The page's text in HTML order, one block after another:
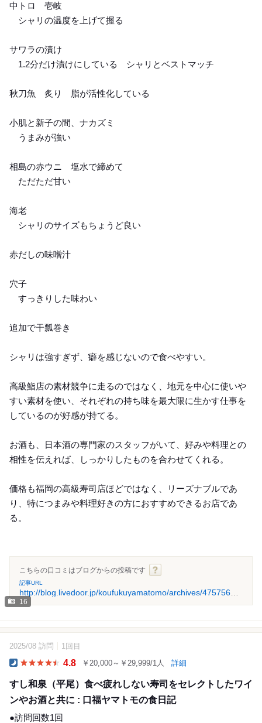
中トロ 壱岐
シャリの温度を上げて握る
サワラの漬け
1.2分だけ漬けにしている シャリとベストマッチ
秋刀魚 炙り 脂が活性化している
小肌と新子の間、ナカズミ
うまみが強い
相島の赤ウニ 塩水で締めて
ただただ甘い
海老
シャリのサイズもちょうど良い
赤だしの味噌汁
穴子
すっきりした味わい
追加で干瓢巻き
シャリは強すぎず、癖を感じないので食べやすい。
高級鮨店の素材競争に走るのではなく、地元を中心に使いや
すい素材を使い、それぞれの持ち味を最大限に生かす仕事を
しているのが好感が持てる。
お酒も、日本酒の専門家のスタッフがいて、好みや料理との
相性を伝えれば、しっかりしたものを合わせてくれる。
価格も福岡の高級寿司店ほどではなく、リーズナブルであ
り、特につまみや料理好きの方におすすめできるお店であ
る。
16
こちらの口コミはブログからの投稿です
記事URL
2025/08 訪問 1回目
4.8 ￥20,000～￥29,999/1人 詳細
すし和泉（平尾）食べ疲れしない寿司をセレクトしたワイ
ンやお酒と共に : 口福ヤマトモの食日記
●訪問回数1回